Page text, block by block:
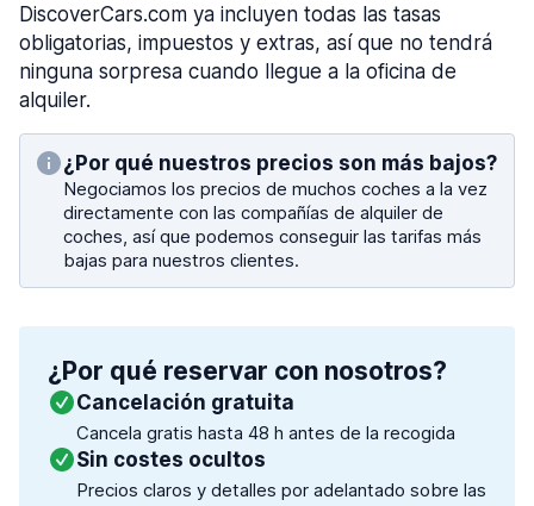
DiscoverCars.com ya incluyen todas las tasas
obligatorias, impuestos y extras, así que no tendrá
ninguna sorpresa cuando llegue a la oficina de
alquiler.
¿Por qué nuestros precios son más bajos?
Negociamos los precios de muchos coches a la vez
directamente con las compañías de alquiler de
coches, así que podemos conseguir las tarifas más
bajas para nuestros clientes.
¿Por qué reservar con nosotros?
Cancelación gratuita
Cancela gratis hasta 48 h antes de la recogida
Sin costes ocultos
Precios claros y detalles por adelantado sobre las